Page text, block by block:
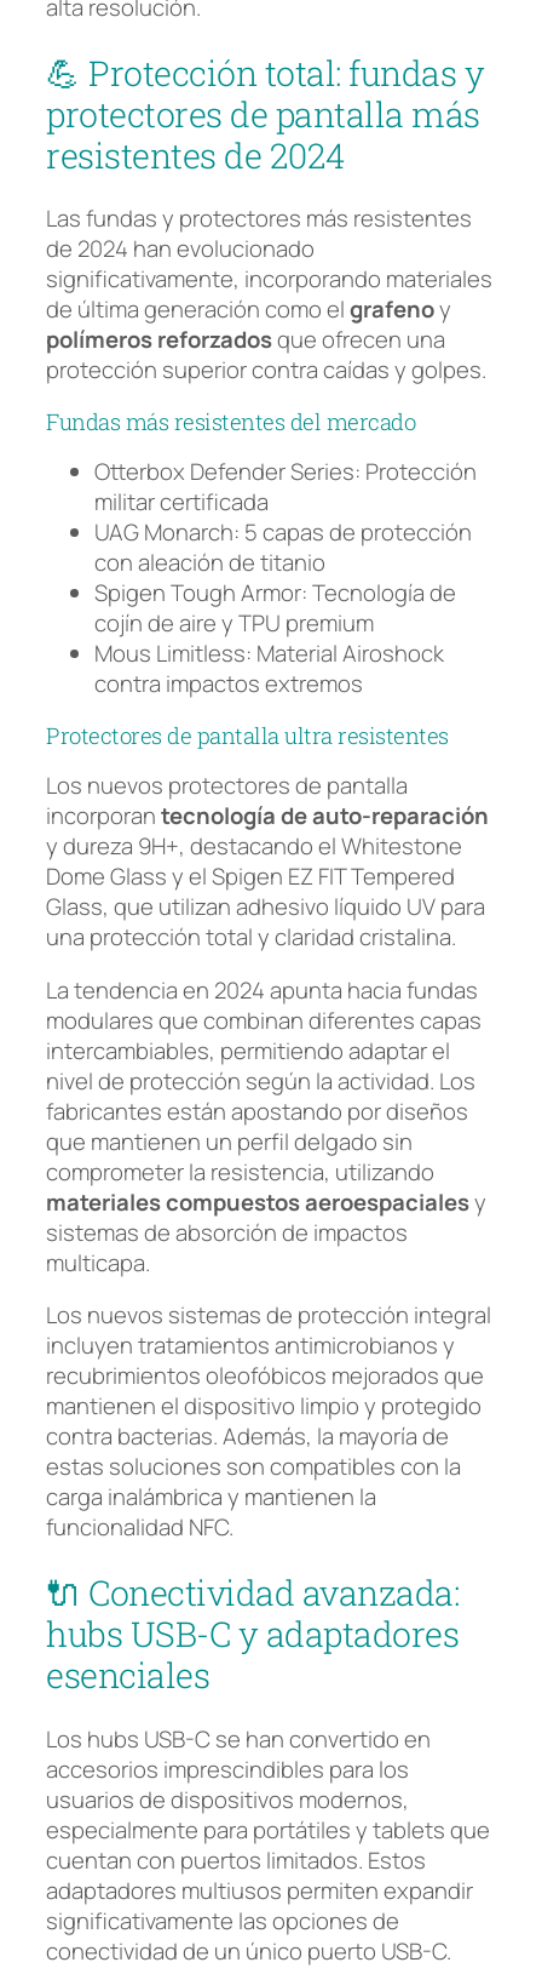
alta resolución.
💪 Protección total: fundas y
protectores de pantalla más
resistentes de 2024
Las fundas y protectores más resistentes
de 2024 han evolucionado
significativamente, incorporando materiales
de última generación como elgrafenoy
polímeros reforzadosque ofrecen una
protección superior contra caídas y golpes.
Fundas más resistentes del mercado
Otterbox Defender Series: Protección
militar certificada
UAG Monarch: 5 capas de protección
con aleación de titanio
Spigen Tough Armor: Tecnología de
cojín de aire y TPU premium
Mous Limitless: Material Airoshock
contra impactos extremos
Protectores de pantalla ultra resistentes
Los nuevos protectores de pantalla
incorporantecnología de auto-reparación
y dureza 9H+, destacando el Whitestone
Dome Glass y el Spigen EZ FIT Tempered
Glass, que utilizan adhesivo líquido UV para
una protección total y claridad cristalina.
La tendencia en 2024 apunta hacia fundas
modulares que combinan diferentes capas
intercambiables, permitiendo adaptar el
nivel de protección según la actividad. Los
fabricantes están apostando por diseños
que mantienen un perfil delgado sin
comprometer la resistencia, utilizando
materiales compuestos aeroespacialesy
sistemas de absorción de impactos
multicapa.
Los nuevos sistemas de protección integral
incluyen tratamientos antimicrobianos y
recubrimientos oleofóbicos mejorados que
mantienen el dispositivo limpio y protegido
contra bacterias. Además, la mayoría de
estas soluciones son compatibles con la
carga inalámbrica y mantienen la
funcionalidad NFC.
🔌 Conectividad avanzada:
hubs USB-C y adaptadores
esenciales
Los hubs USB-C se han convertido en
accesorios imprescindibles para los
usuarios de dispositivos modernos,
especialmente para portátiles y tablets que
cuentan con puertos limitados. Estos
adaptadores multiusos permiten expandir
significativamente las opciones de
conectividad de un único puerto USB-C.